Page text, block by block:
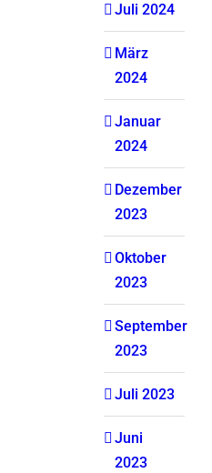
Juli 2024
März
2024
Januar
2024
Dezember
2023
Oktober
2023
September
2023
Juli 2023
Juni
2023